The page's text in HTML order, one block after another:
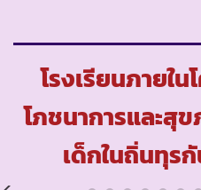
โรงเรียนภายใ
โภชนาการและสุ
เด็กในถิ่นทุร